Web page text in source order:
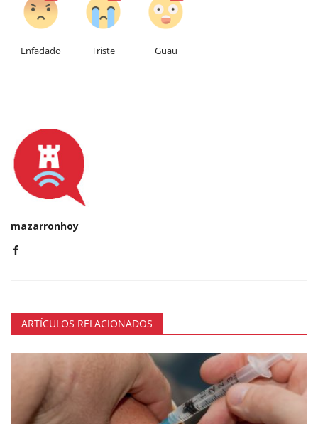
Enfadado Triste Guau
mazarronhoy
ARTÍCULOS RELACIONADOS